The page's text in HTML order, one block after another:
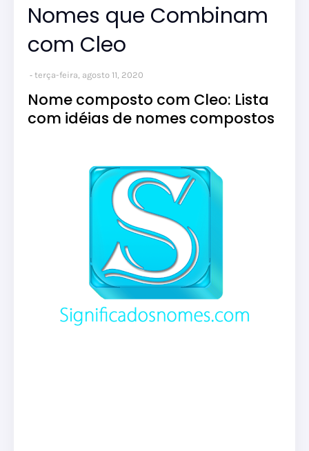
Nomes que Combinam
com Cleo
terça-feira, agosto 11, 2020
Nome composto com Cleo: Lista
com idéias de nomes compostos